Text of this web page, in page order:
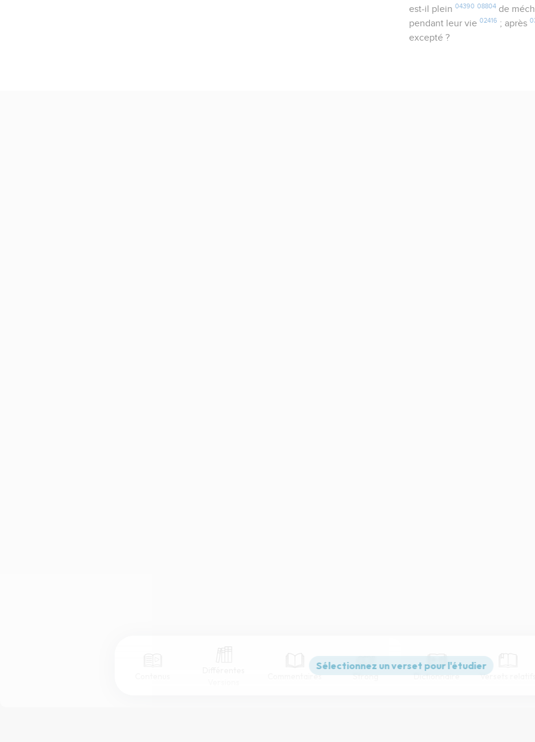
Commentaires Strong Dictionnaire Versets relatifs
est-il plein04390 08804 de
pendant leur vie02416 ; après
excepté ?